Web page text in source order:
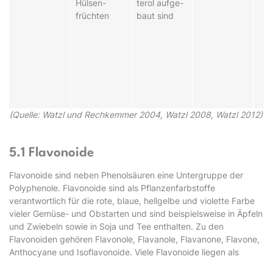
Hül­sen­
früch­ten
ter­ol auf­ge­
baut sind
(Quelle: Watzl und Rechkemmer 2004, Watzl 2008, Watzl 2012)
5.1 Flavonoide
Flavonoide sind neben Phenolsäuren eine Untergruppe der
Polyphenole. Flavonoide sind als Pflanzenfarbstoffe
verantwortlich für die rote, blaue, hellgelbe und violette Farbe
vieler Gemüse- und Obstarten und sind beispielsweise in Äpfeln
und Zwiebeln sowie in Soja und Tee enthalten. Zu den
Flavonoiden gehören Flavonole, Flavanole, Flavanone, Flavone,
Anthocyane und Isoflavonoide. Viele Flavonoide liegen als